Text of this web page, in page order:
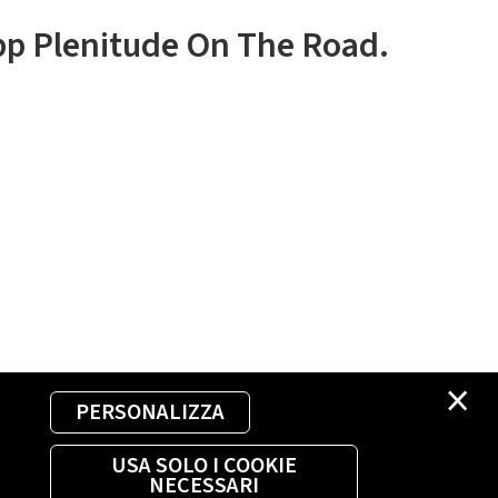
×
PERSONALIZZA
USA SOLO I COOKIE
NECESSARI
Plenitude On The Road.